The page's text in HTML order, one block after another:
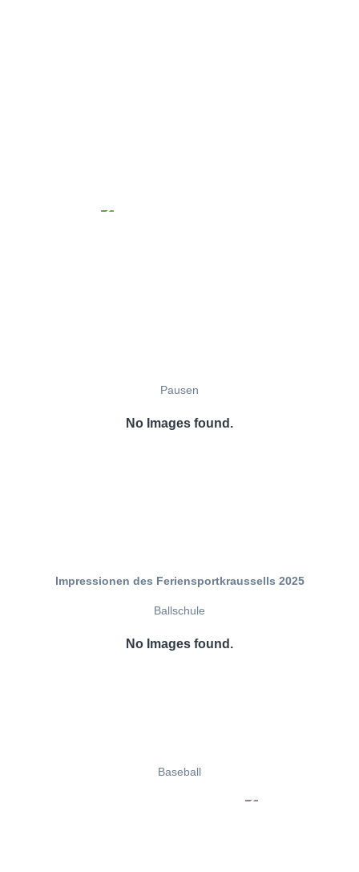
Pausen
No Images found.
Impressionen des Feriensportkraussells 2025
Ballschule
No Images found.
Baseball